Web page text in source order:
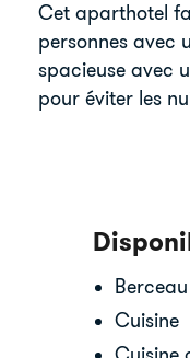
Cet aparthotel
personnes avec
spacieuse avec
pour éviter les
Berceau
Cuisine